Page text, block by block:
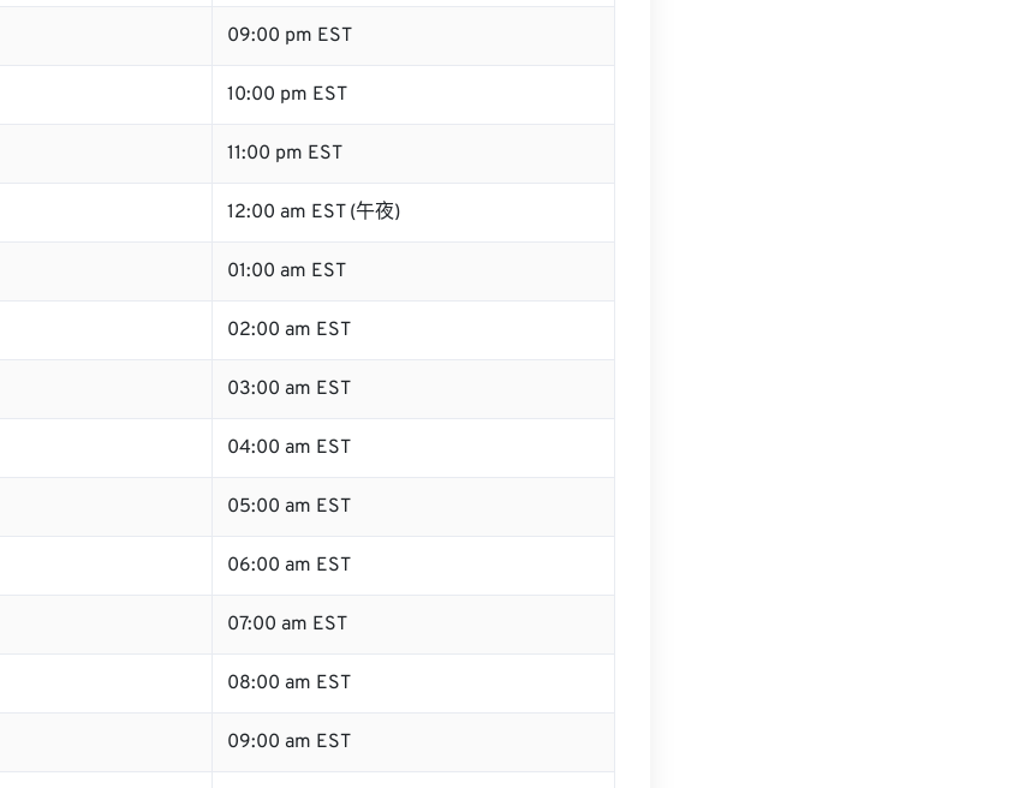
09:00 pm EST
10:00 pm EST
11:00 pm EST
12:00 am EST (午夜)
01:00 am EST
02:00 am EST
03:00 am EST
04:00 am EST
05:00 am EST
06:00 am EST
07:00 am EST
08:00 am EST
09:00 am EST